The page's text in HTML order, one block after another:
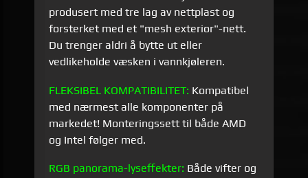
produsert med tre lag av nettplast og
forsterket med et "mesh exterior"-nett.
Du trenger aldri å bytte ut eller
vedlikeholde væsken i vannkjøleren.
FLEKSIBEL KOMPATIBILITET: Kompatibel
med nærmest alle komponenter på
markedet! Monteringssett til både AMD
og Intel følger med.
RGB panorama-lyseffekter: Både vifter og